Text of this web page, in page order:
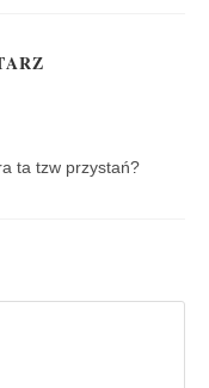
ta tzw przystań?